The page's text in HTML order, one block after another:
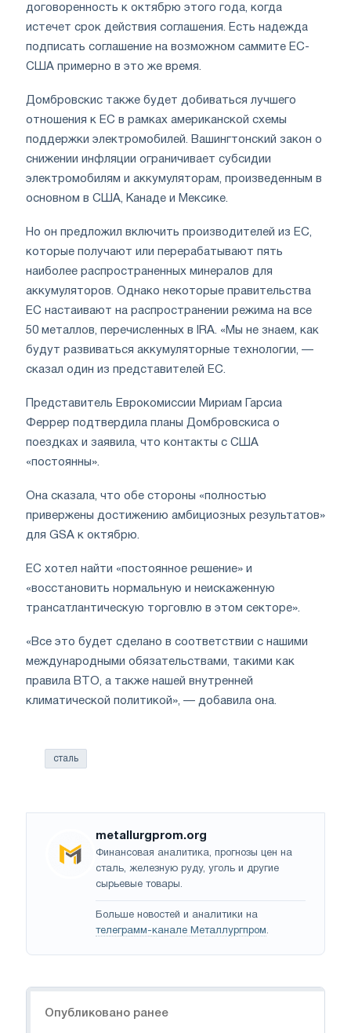
договоренность к октябрю этого года, когда
истечет срок действия соглашения. Есть надежда
подписать соглашение на возможном саммите ЕС-
США примерно в это же время.
Домбровскис также будет добиваться лучшего
отношения к ЕС в рамках американской схемы
поддержки электромобилей. Вашингтонский закон о
снижении инфляции ограничивает субсидии
электромобилям и аккумуляторам, произведенным в
основном в США, Канаде и Мексике.
Но он предложил включить производителей из ЕС,
которые получают или перерабатывают пять
наиболее распространенных минералов для
аккумуляторов. Однако некоторые правительства
ЕС настаивают на распространении режима на все
50 металлов, перечисленных в IRA. «Мы не знаем, как
будут развиваться аккумуляторные технологии, —
сказал один из представителей ЕС.
Представитель Еврокомиссии Мириам Гарсиа
Феррер подтвердила планы Домбровскиса о
поездках и заявила, что контакты с США
«постоянны».
Она сказала, что обе стороны «полностью
привержены достижению амбициозных результатов»
для GSA к октябрю.
ЕС хотел найти «постоянное решение» и
«восстановить нормальную и неискаженную
трансатлантическую торговлю в этом секторе».
«Все это будет сделано в соответствии с нашими
международными обязательствами, такими как
правила ВТО, а также нашей внутренней
климатической политикой», — добавила она.
сталь
metallurgprom.org
Финансовая аналитика, прогнозы цен на
сталь, железную руду, уголь и другие
сырьевые товары.
Больше новостей и аналитики на
телеграмм-канале Металлургпром.
Опубликовано ранее